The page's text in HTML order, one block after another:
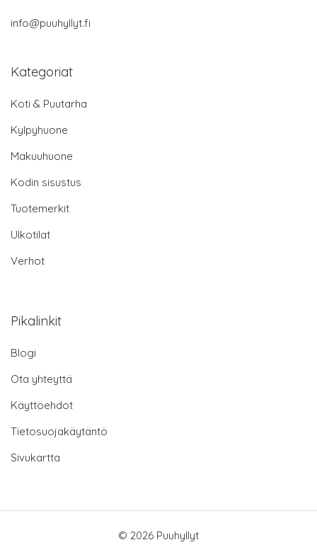
info@puuhyllyt.fi
Kategoriat
Koti & Puutarha
Kylpyhuone
Makuuhuone
Kodin sisustus
Tuotemerkit
Ulkotilat
Verhot
Pikalinkit
Blogi
Ota yhteyttä
Käyttöehdot
Tietosuojakäytäntö
Sivukartta
© 2026 Puuhyllyt